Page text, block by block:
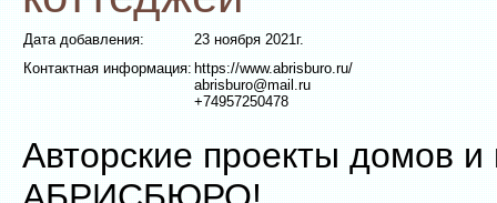
Дата добавления:
23 ноября 2021г.
Контактная информация: https://www.abrisburo.ru/
abrisburo@mail.ru
+74957250478
Авторские проекты домов и